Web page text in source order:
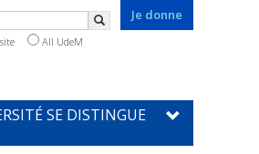
Je donne
Search
All UdeM
SE DISTINGUE